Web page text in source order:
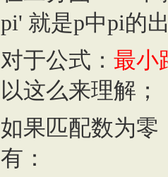
pi' 就是p中pi的
对于公式： 最小
以这么来理解；
如果匹配数为零
有：